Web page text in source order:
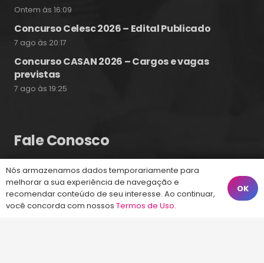
Ontem às 16:09
Concurso Celesc 2026 – Edital Publicado
7 ago às 20:17
Concurso CASAN 2026 – Cargos e vagas
previstas
7 ago às 19:25
Fale Conosco
(48) 99828-9929
Calçadão João Pinto, 212 – Centro
Nós armazenamos dados temporariamente para
melhorar a sua experiência de navegação e
recomendar conteúdo de seu interesse. Ao continuar,
você concorda com nossos Termos de Uso.
OK